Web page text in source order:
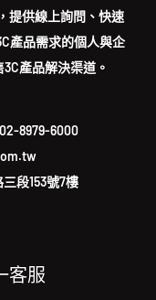
提供線上詢問、快速
產品需求的個人與企
產品解決渠道。
02-8979-6000
段153號7樓
客服